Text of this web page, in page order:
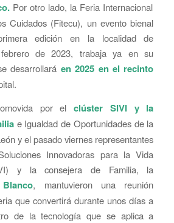
Por otro lado, la Feria Internacional
Cuidados (Fitecu), un evento bienal
edición en la localidad de
febrero de 2023, trabaja ya en su
desarrollará en 2025 en el recinto
por elclúster SIVI y la
e Igualdad de Oportunidades de la
y el pasado viernes representantes
Innovadoras para la Vida
y la consejera de Familia, la
, mantuvieron una reunión
que convertirá durante unos días a
de la tecnología que se aplica a